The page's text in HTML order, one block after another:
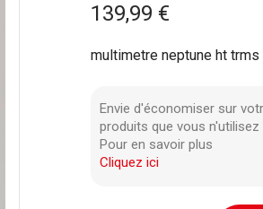
139,99 €
multimetre neptune ht trms
Envie d'économiser sur
produits que vous
Pour en savoir plus
Cliquez ici